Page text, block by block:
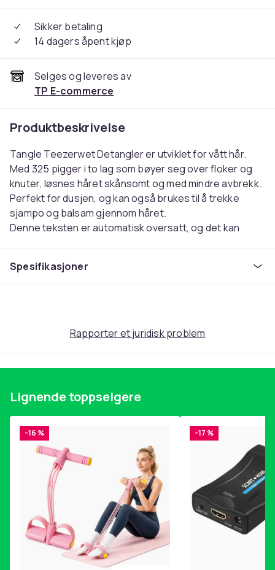
Sikker betaling
14 dagers åpent kjøp
Selges og leveres av
TP E-commerce
Produktbeskrivelse
Tangle Teezerwet Detangler er utviklet for vått hår.
Med 325 pigger i to lag som bøyer seg over floker og
knuter, løsnes håret skånsomt og med mindre avbrekk.
Perfekt for dusjen, og kan også brukes til å trekke
sjampo og balsam gjennom håret.
Denne teksten er automatisk oversatt, og det kan
Farge
Produktsikkerhetsinformasjon
Spesifikasjoner
Rapporter et juridisk problem
Lignende toppselgere
-16 % -17 %